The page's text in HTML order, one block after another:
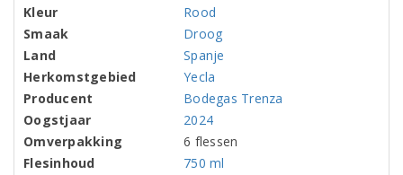
Kleur
Rood
Smaak
Droog
Land
Spanje
Herkomstgebied
Yecla
Producent
Bodegas Trenza
Oogstjaar
2024
Omverpakking
6 flessen
Flesinhoud
750 ml